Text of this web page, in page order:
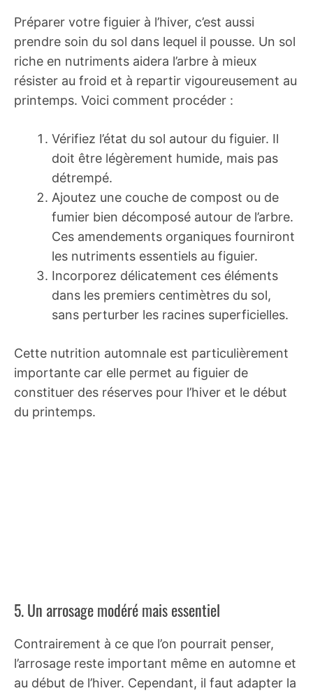
Préparer votre figuier à l’hiver, c’est aussi
prendre soin du sol dans lequel il pousse. Un sol
riche en nutriments aidera l’arbre à mieux
résister au froid et à repartir vigoureusement au
printemps. Voici comment procéder :
Vérifiez l’état du sol autour du figuier. Il
doit être légèrement humide, mais pas
détrempé.
Ajoutez une couche de compost ou de
fumier bien décomposé autour de l’arbre.
Ces amendements organiques fourniront
les nutriments essentiels au figuier.
Incorporez délicatement ces éléments
dans les premiers centimètres du sol,
sans perturber les racines superficielles.
Cette nutrition automnale est particulièrement
importante car elle permet au figuier de
constituer des réserves pour l’hiver et le début
du printemps.
5. Un arrosage modéré mais essentiel
Contrairement à ce que l’on pourrait penser,
l’arrosage reste important même en automne et
au début de l’hiver. Cependant, il faut adapter la